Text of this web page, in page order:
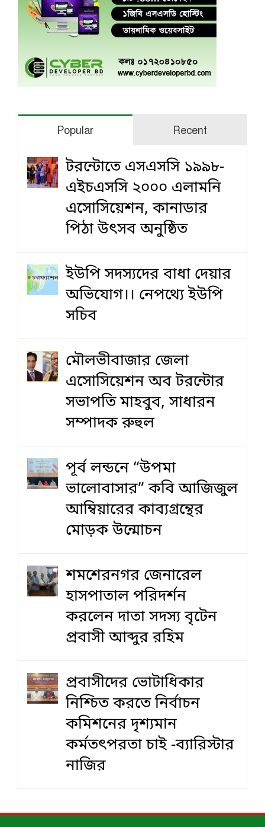
Popular Recent
টরন্টোতে এসএসসি ১৯৯৮-
এইচএসসি ২০০০ এলামনি
এসোসিয়েশন, কানাডার
পিঠা উৎসব অনুষ্ঠিত
ইউপি সদস্যদের বাধা দেয়ার
অভিযোগ।। নেপথ্যে ইউপি
সচিব
মৌলভীবাজার জেলা
এসোসিয়েশন অব টরন্টোর
সভাপতি মাহবুব, সাধারন
সম্পাদক রুহুল
পূর্ব লন্ডনে “উপমা
ভালোবাসার” কবি আজিজুল
আম্বিয়ারের কাব্যগ্রন্থের
মোড়ক উন্মোচন
শমশেরনগর জেনারেল
হাসপাতাল পরিদর্শন
করলেন দাতা সদস্য বৃটেন
প্রবাসী আব্দুর রহিম
প্রবাসীদের ভোটাধিকার
নিশ্চিত করতে নির্বাচন
কমিশনের দৃশ‍্যমান
কর্মতৎপরতা চাই -ব্যারিস্টার
নাজির